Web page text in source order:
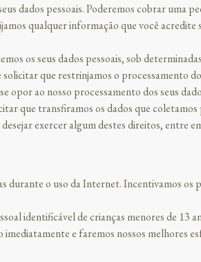
dados pessoais. Poderemos cobrar uma
qualquer informação que você
os seus dados pessoais, sob
que restrinjamos o processamento
ao nosso processamento dos seus
que transfiramos os dados que
exercer algum destes direitos, entre
o uso da Internet. Incentivamos
identificável de crianças menores de 13
e faremos nossos melhores